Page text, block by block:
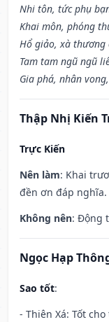
Nhi tôn, tức phụ
Khai môn, phóng
Hổ giảo, xà thương
Tam tam ngũ ngũ
Gia phá, nhân
Thập Nhị Kiến
Trực Kiến
Nên làm: Khai
đền ơn đáp
Không nên: Động
Ngọc Hạp
Sao tốt:
- Thiên Xá: Tốt